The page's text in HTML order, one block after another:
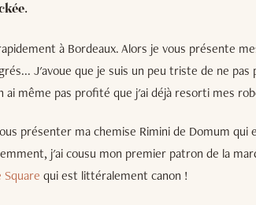
à Bordeaux. Alors je vous présente
J'avoue que je suis un peu triste de ne
même pas profité que j'ai déjà resorti mes
présenter ma chemise Rimini de Domum qui
j'ai cousu mon premier patron de la
Square qui est littéralement canon !